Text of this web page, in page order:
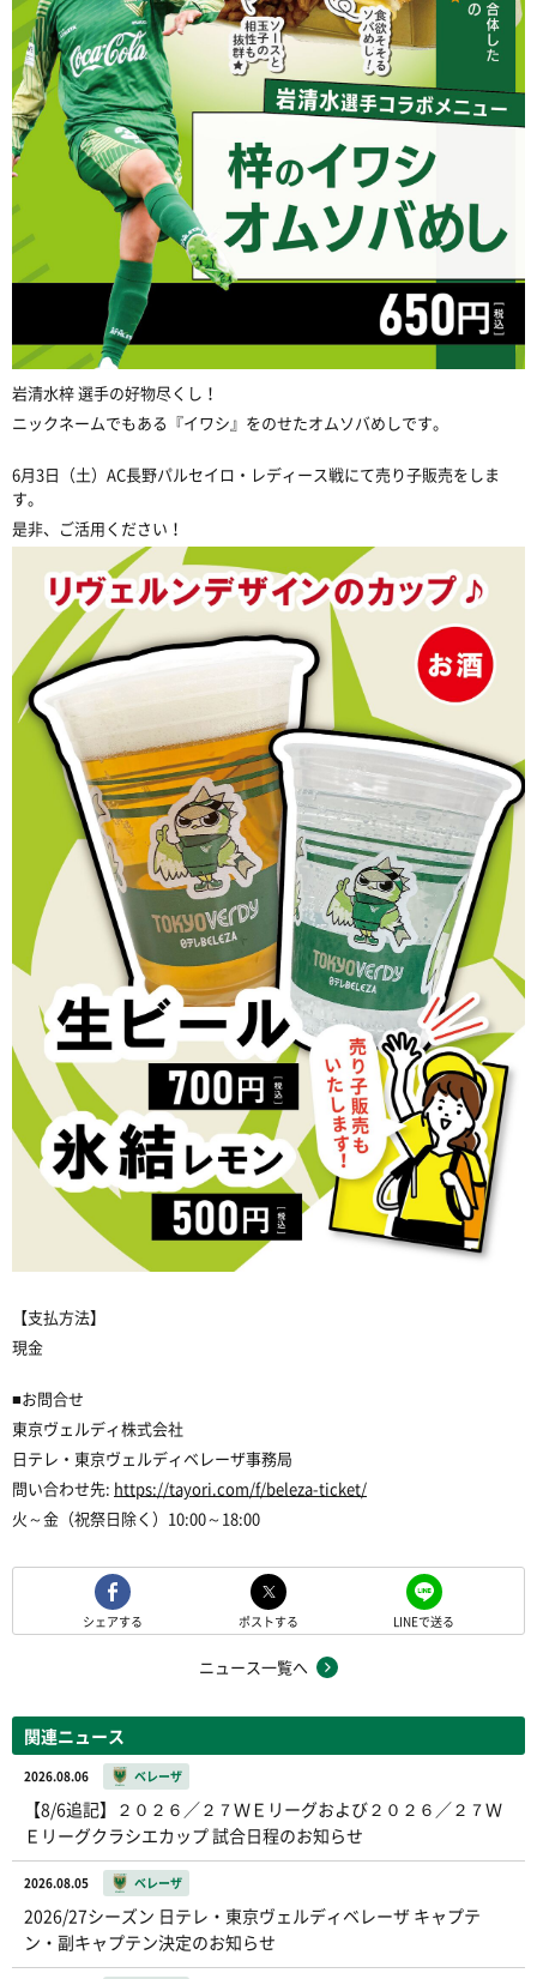
岩清水梓 選手の好物尽くし！
ニックネームでもある『イワシ』をのせたオムソバめしです。
6月3日（土）AC長野パルセイロ・レディース戦にて売り子販売をしま
す。
是非、ご活用ください！
【支払方法】
現金
■お問合せ
東京ヴェルディ株式会社
日テレ・東京ヴェルディベレーザ事務局
問い合わせ先: https://tayori.com/f/beleza-ticket/
火～金（祝祭日除く）10:00～18:00
シェアする ポストする LINEで送る
ニュース一覧へ
関連ニュース
2026.08.06 ベレーザ
【8/6追記】２０２６／２７ＷＥリーグおよび２０２６／２７Ｗ
Ｅリーグクラシエカップ 試合日程のお知らせ
2026.08.05 ベレーザ
2026/27シーズン 日テレ・東京ヴェルディベレーザ キャプテ
ン・副キャプテン決定のお知らせ